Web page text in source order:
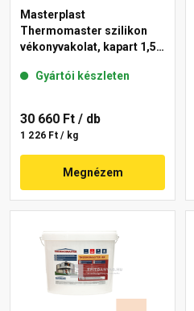
Masterplast
Thermomaster szilikon
vékonyvakolat, kapart 1,5
Gyártói készleten
30 660 Ft / db
1 226 Ft / kg
Megnézem